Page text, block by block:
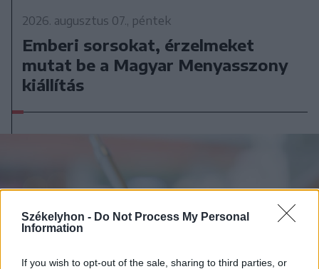
Székelyhon - Do Not Process My Personal
Information
If you wish to opt-out of the sale, sharing to third parties, or
2026. augusztus 07., péntek
Emberi sorsokat, érzelmeket
mutat be a Magyar Menyasszony
kiállítás